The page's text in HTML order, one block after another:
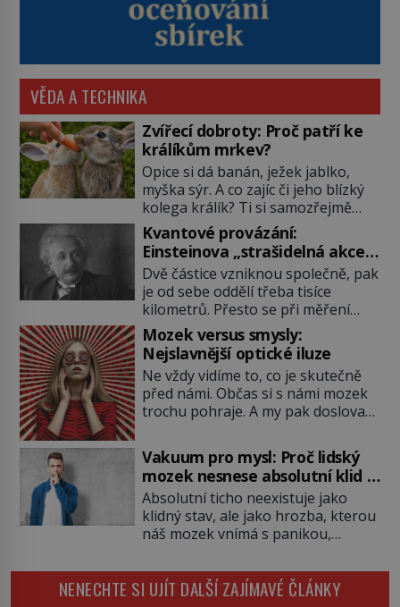
VĚDA A TECHNIKA
Zvířecí dobroty: Proč patří ke
králíkům mrkev?
Opice si dá banán, ježek jablko,
myška sýr. A co zajíc či jeho blízký
kolega králík? Ti si samozřejmě
pochutnají na mrkvi! Proč jsou
podobné představy o potravě
zvířat často spíš mýty? Pokud máte
doma králíka, mrkev mu dát
můžete. A nejspíš mu i bude
chutnat, ovšem měl by ji mít jen
jako občasný pamlsek. […]
Kvantové provázání:
Einsteinova „strašidelná akce
na dálku“ dál mate i fascinuje
vědce
Dvě částice vzniknou společně, pak
je od sebe oddělí třeba tisíce
kilometrů. Přesto se při měření
chovají, jako by mezi nimi
existovalo neviditelné pouto. Albert
Einstein tomu s jistou dávkou
ironie říká „strašidelná akce na
dálku“ a dlouhá desetiletí věří, že
musí existovat jednodušší
však ukazují, že kvantový svět
funguje jinak, než […]
Mozek versus smysly:
Nejslavnější optické iluze
Ne vždy vidíme to, co je skutečně
před námi. Občas si s námi mozek
trochu pohraje. A my pak doslova
vznikají ty nejpodivnější optické
iluze? Soustřeď se na to hlavní!
TROXLERŮV EFEKT Náš mozek
zvládne zpracovat hodně informací.
Všechny na světě ale nikoliv, musí
si vybírat! Jak to dělá? Když se […]
Vakuum pro mysl: Proč lidský
mozek nesnese absolutní klid a
začne si vymýšlet horory
Absolutní ticho neexistuje jako
klidný stav, ale jako hrozba, kterou
náš mozek vnímá s panikou,
začne okamžitě produkovat vlastní
děsivé iluze. Představte si místnost,
NENECHTE SI UJÍT DALŠÍ ZAJÍMAVÉ ČLÁNKY